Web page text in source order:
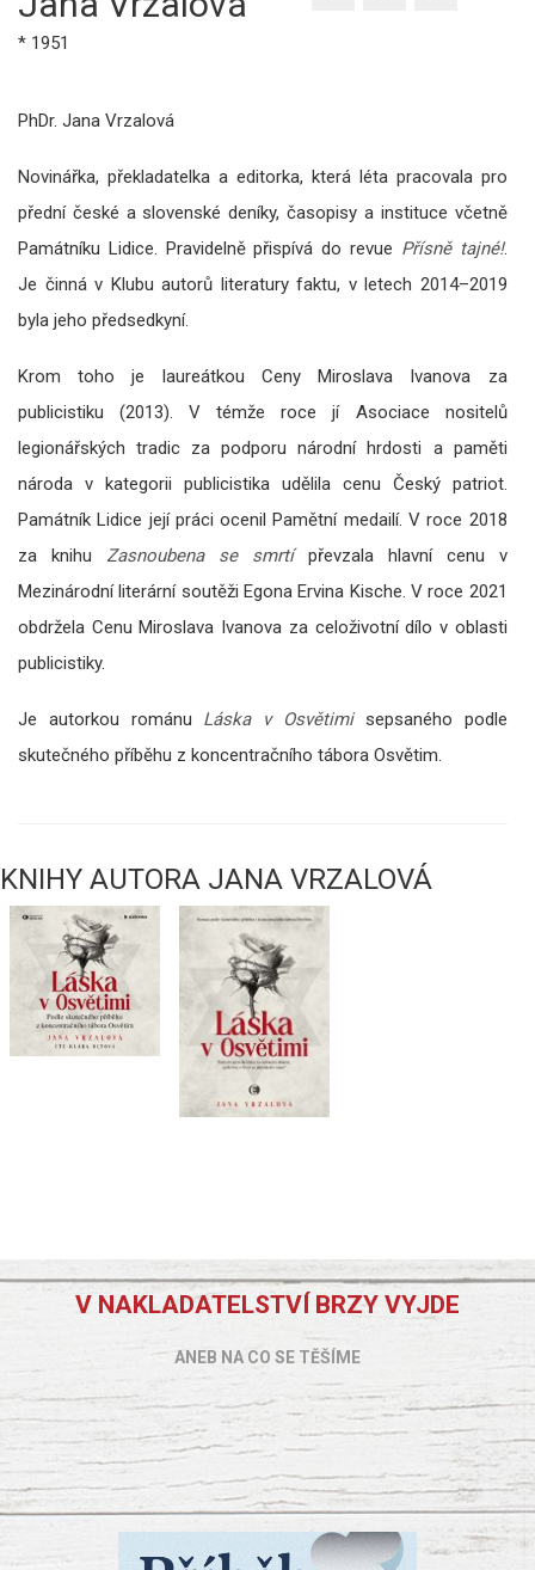
* 1951
PhDr. Jana Vrzalová
Novinářka, překladatelka a editorka, která léta pracovala pro
přední české a slovenské deníky, časopisy a instituce včetně
Památníku Lidice. Pravidelně přispívá do revue Přísně tajné!.
Je činná v Klubu autorů literatury faktu, v letech 2014–2019
byla jeho předsedkyní.
Krom toho je laureátkou Ceny Miroslava Ivanova za
publicistiku (2013). V témže roce jí Asociace nositelů
legionářských tradic za podporu národní hrdosti a paměti
národa v kategorii publicistika udělila cenu Český patriot.
Památník Lidice její práci ocenil Pamětní medailí. V roce 2018
za knihu Zasnoubena se smrtípřevzala hlavní cenu v
Mezinárodní literární soutěži Egona Ervina Kische. V roce 2021
obdržela Cenu Miroslava Ivanova za celoživotní dílo v oblasti
publicistiky.
Je autorkou románu Láska v Osvětimisepsaného podle
skutečného příběhu z koncentračního tábora Osvětim.
KNIHY AUTORA JANA VRZALOVÁ
V NAKLADATELSTVÍ BRZY VYJDE
ANEB NA CO SE TĚŠÍME